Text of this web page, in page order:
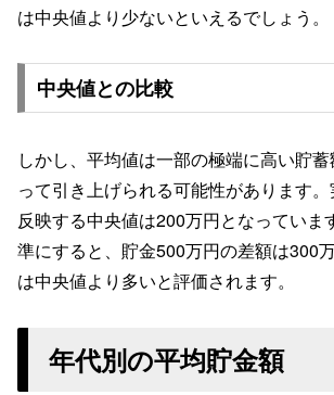
は中央値より少ないといえるでしょう。
中央値との比較
しかし、平均値は一部の極端に高い貯
って引き上げられる可能性があります
反映する中央値は200万円となっていま
準にすると、貯金500万円の差額は300
は中央値より多いと評価されます。
年代別の平均貯金額